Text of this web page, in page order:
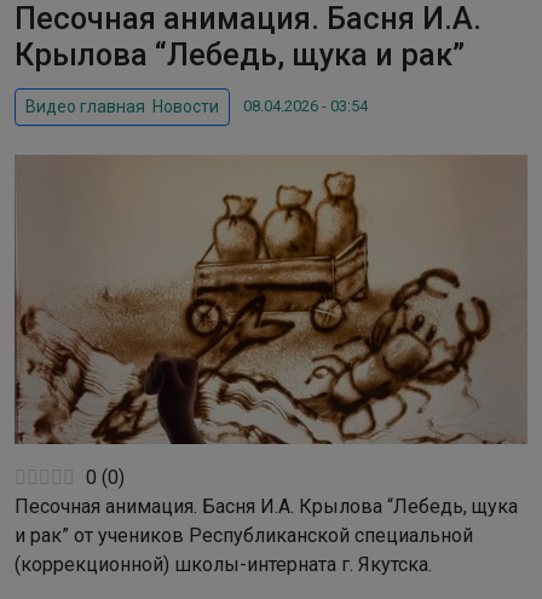
Песочная анимация. Басня И.А.
Крылова “Лебедь, щука и рак”
Видео главная Новости 08.04.2026 - 03:54
0 (0)
Песочная анимация. Басня И.А. Крылова “Лебедь, щука
и рак” от учеников Республиканской специальной
(коррекционной) школы-интерната г. Якутска.